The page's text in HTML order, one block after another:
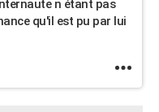
n étant pas
qu'il est pu par lui